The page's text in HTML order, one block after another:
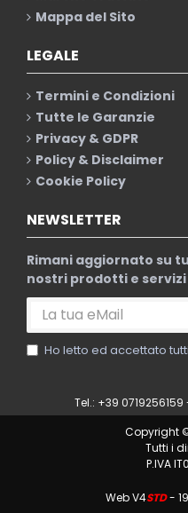
Mappa del Sito
LEGALE
Termini e Condizioni
Tutte le Garanzie
Privacy & GDPR
Policy & Disclaimer
Cookie Policy
NEWSLETTER
Rimani aggiornato su
nostri prodotti e servizi
Ho letto ed accettato
Tel.: +39
Copyright
Tutti i
P.IVA
Web V4STD-